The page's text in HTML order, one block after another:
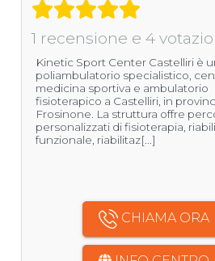
1 recensione e 4
Kinetic Sport Center Castelliri è
poliambulatorio specialistico,
medicina sportiva e ambulatorio
fisioterapico a Castelliri, in
Frosinone. La struttura offre
personalizzati di fisioterapia,
funzionale, riabilitaz[...]
CHIAMA ORA